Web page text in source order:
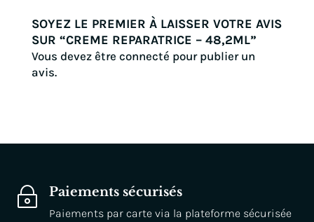
SOYEZ LE PREMIER À LAISSER VOTRE AVIS
SUR “CREME REPARATRICE – 48,2ML”
Vous devez être connecté pour publier un
avis.
~ Paiements sécurisés
Paiements par carte via la plateforme sécurisée